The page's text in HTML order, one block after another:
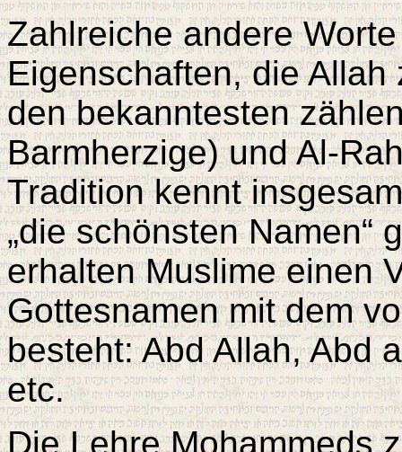
Zahlreiche andere
Eigenschaften, die
den bekanntesten
Barmherzige) und Al-
Tradition kennt
„die schönsten Namen“
erhalten Muslime einen
Gottesnamen mit dem
besteht: Abd Allah, Abd
etc.
Die Lehre Mohammeds